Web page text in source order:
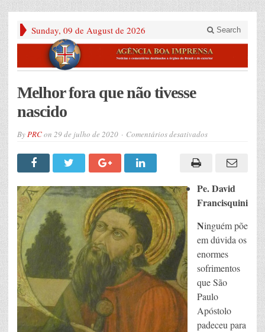
Sunday, 09 de August de 2026 Search
Melhor fora que não tivesse
nascido
ByPRCon 29 de julho de 2020 Comentários desativadosem
nascido
Pe. David
Francisquini
Ninguém põe
em dúvida os
enormes
sofrimentos
que São
Paulo
Apóstolo
padeceu para